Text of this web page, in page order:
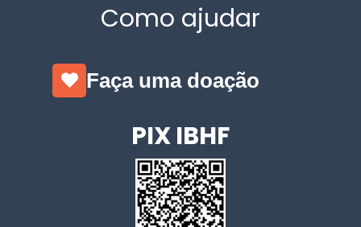
Como ajudar
Faça uma doação
PIX IBHF